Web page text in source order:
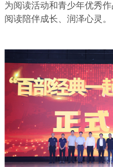
为阅读活动和青少年优秀
阅读陪伴成长、润泽心灵。